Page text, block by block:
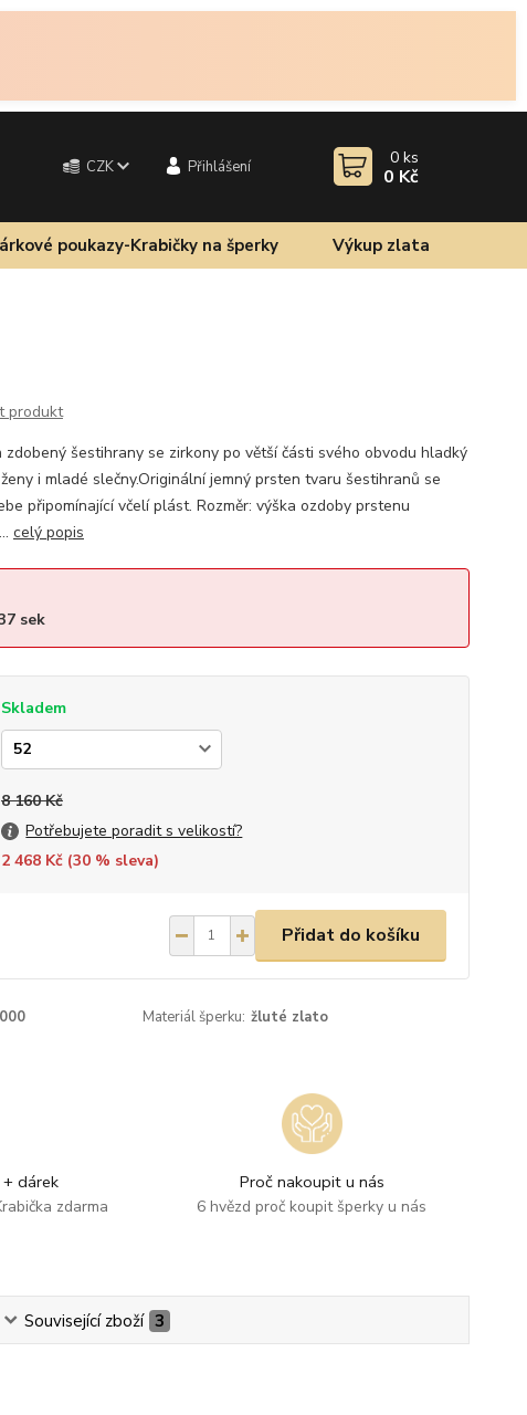
CZK Přihlášení 0 ks
0 Kč
poukazy-Krabičky na šperky Výkup zlata
produkt
šestihrany se zirkony po větší části svého obvodu hladký
i mladé slečny.Originální jemný prsten tvaru šestihranů se
připomínající včelí plást. Rozměr: výška ozdoby prstenu
celý popis
sek
Skladem
8 160 Kč
Potřebujete poradit s velikostí?
2 468 Kč (30% sleva)
Přidat do košíku
Materiál šperku: žluté zlato
dárek
zdarma
Proč nakoupit u nás
6 hvězd proč koupit šperky u nás
Související zboží 3